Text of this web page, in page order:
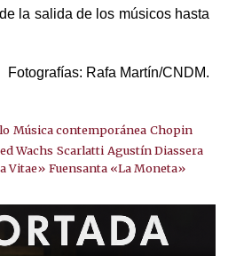
la salida de los músicos hasta
Fotografías: Rafa Martín/CNDM.
Música contemporánea Chopin
Wachs Scarlatti Agustín Diassera
Vitae» Fuensanta «La Moneta»